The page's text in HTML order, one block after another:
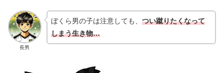
長男
ぼくら男の子は注意しても、 つい蹴りたくなって
しまう生き物…